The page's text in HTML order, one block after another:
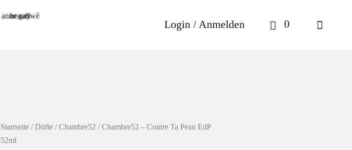
Login / Anmelden 0
Startseite /Düfte /Chambre52 / Chambre52 – Contre Ta Peau EdP
52ml